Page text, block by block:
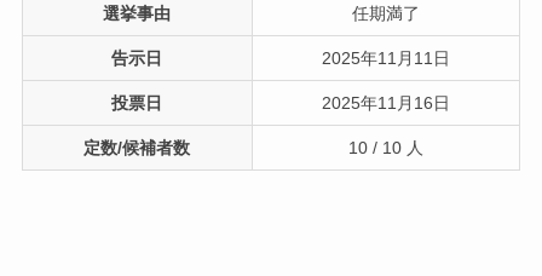
選挙事由 任期満了
告示日 2025年11月11日
投票日 2025年11月16日
定数/候補者数 10 / 10 人